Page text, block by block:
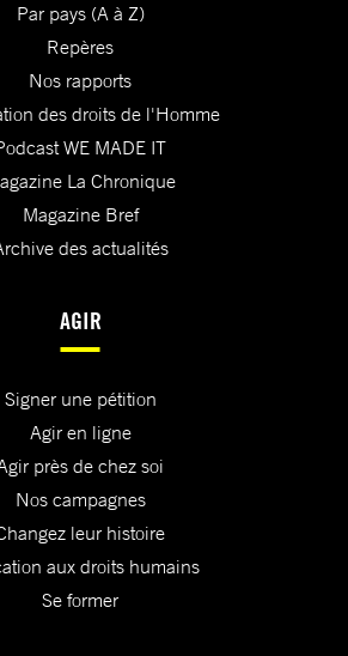
Par pays (A à Z)
Repères
Nos rapports
des droits de l'Homme
WE MADE IT
La Chronique
Magazine Bref
des actualités
AGIR
Signer une pétition
Agir en ligne
près de chez soi
Nos campagnes
leur histoire
aux droits humains
Se former